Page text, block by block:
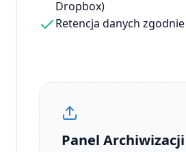
Dropbox)
Retencja danych zgodnie
Panel Archiwizacji